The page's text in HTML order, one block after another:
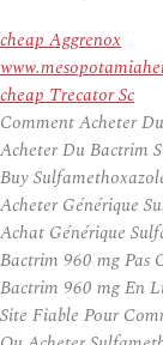
cheap Aggrenox
cheap Trecator Sc
Comment Acheter
Acheter Du Bactrim
Buy
Acheter Générique
Achat Générique
Bactrim 960 mg Pas
Bactrim 960 mg En
Site Fiable Pour